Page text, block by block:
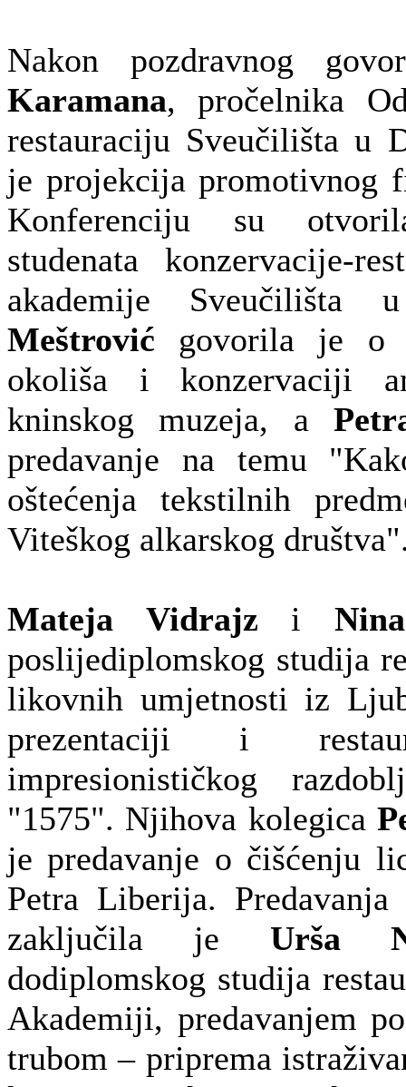
Nakon pozdravnog
Karamana, pročelnika
restauraciju Sveučilišta u
je projekcija promotivnog
Konferenciju su
studenata konzervacije-
akademije
Meštrović govorila je o
okoliša i konzervaciji
kninskog muzeja, a
predavanje na temu
oštećenja tekstilnih
Viteškog alkarskog
Mateja Vidrajz i
poslijediplomskog studija
likovnih umjetnosti iz
prezentaciji i
impresionističkog
"1575". Njihova kolegica
je predavanje o čišćenju
Petra Liberija. Predavanja
zaključila je Urša
dodiplomskog studija
Akademiji, predavanjem
trubom – priprema